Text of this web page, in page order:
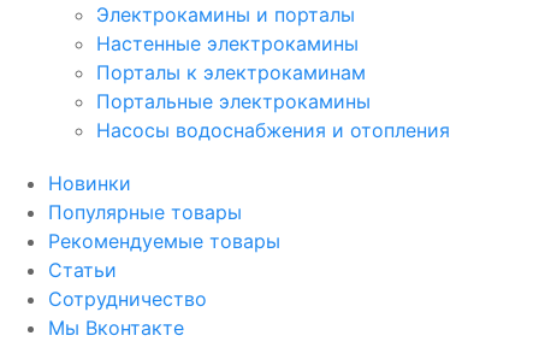
Электрокамины и порталы
Настенные электрокамины
Порталы к электрокаминам
Портальные электрокамины
Насосы водоснабжения и отопления
Новинки
Популярные товары
Рекомендуемые товары
Статьи
Сотрудничество
Мы Вконтакте